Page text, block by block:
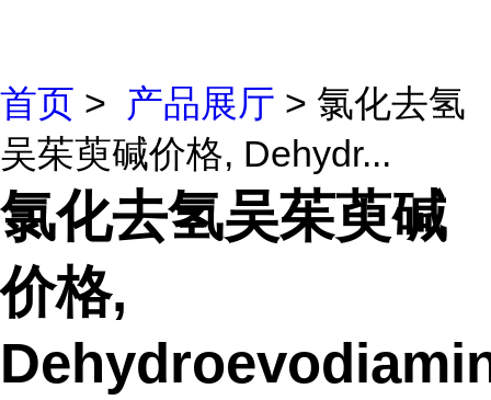
首页 > 产品展厅 > 氯化去氢
吴茱萸碱价格, Dehydr...
氯化去氢吴茱萸碱
价格,